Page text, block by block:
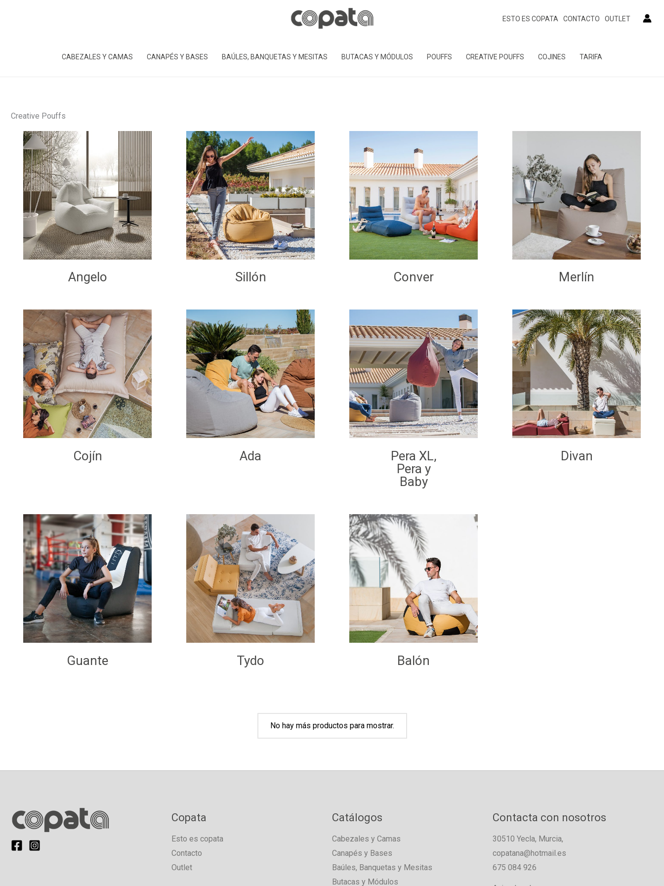
ESTO ES COPATA CONTACTO OUTLET
CABEZALES Y CAMAS CANAPÉS Y BASES BAÚLES, BANQUETAS Y MESITAS BUTACAS Y MÓDULOS POUFFS CREATIVE POUFFS COJINES TARIFA
Creative Pouffs
Angelo Sillón Conver Merlín
Cojín Ada
Pera XL,
Pera y
Baby
Divan
Guante Tydo Balón
No hay más productos para mostrar.
Copata
Esto es copata
Contacto
Outlet
Catálogos
Cabezales y Camas
Canapés y Bases
Baúles, Banquetas y Mesitas
Butacas y Módulos
Contacta con nosotros
30510 Yecla, Murcia,
copatana@hotmail.es
675 084 926